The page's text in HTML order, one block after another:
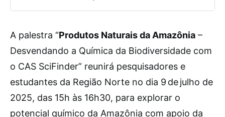
A palestra “Produtos Naturais da Amazônia –
Desvendando a Química da Biodiversidade com
o CAS SciFinder” reunirá pesquisadores e
estudantes da Região Norte no dia 9 de julho de
2025, das 15h às 16h30, para explorar o
potencial químico da Amazônia com apoio da